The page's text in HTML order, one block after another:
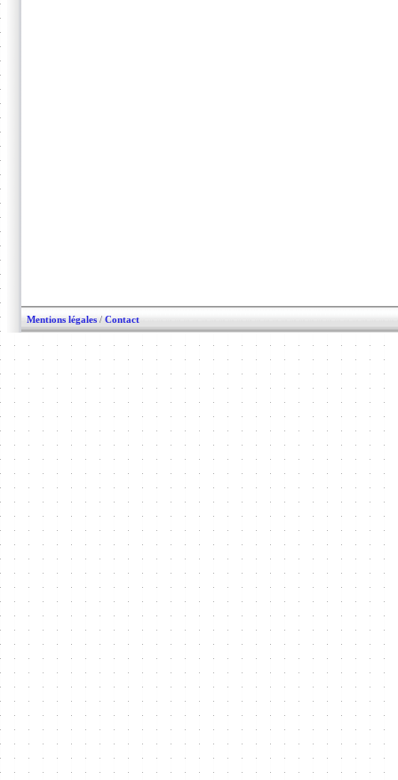
Mentions légales / Contact